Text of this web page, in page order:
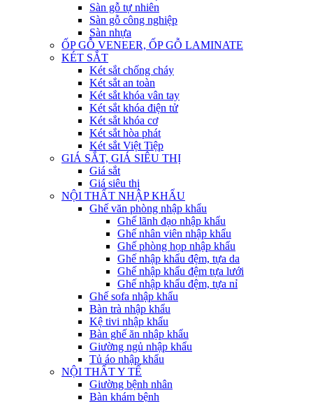
Sàn gỗ tự nhiên
Sàn gỗ công nghiệp
Sàn nhựa
ỐP GỖ VENEER, ỐP GỖ LAMINATE
KÉT SẮT
Két sắt chống cháy
Két sắt an toàn
Két sắt khóa vân tay
Két sắt khóa điện tử
Két sắt khóa cơ
Két sắt hòa phát
Két sắt Việt Tiệp
GIÁ SẮT, GIÁ SIÊU THỊ
Giá sắt
Giá siêu thị
NỘI THẤT NHẬP KHẨU
Ghế văn phòng nhập khẩu
Ghế lãnh đạo nhập khẩu
Ghế nhân viên nhập khẩu
Ghế phòng họp nhập khẩu
Ghế nhập khẩu đệm, tựa da
Ghế nhập khẩu đệm tựa lưới
Ghế nhập khẩu đệm, tựa nỉ
Ghế sofa nhập khẩu
Bàn trà nhập khẩu
Kệ tivi nhập khẩu
Bàn ghế ăn nhập khẩu
Giường ngủ nhập khẩu
Tủ áo nhập khẩu
NỘI THẤT Y TẾ
Giường bệnh nhân
Bàn khám bệnh